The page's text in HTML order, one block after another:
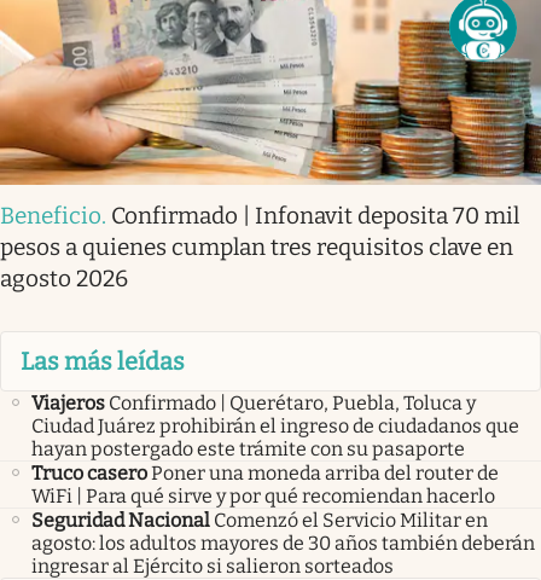
Beneficio. Confirmado | Infonavit deposita 70 mil
pesos a quienes cumplan tres requisitos clave en
agosto 2026
Las más leídas
Viajeros Confirmado | Querétaro, Puebla, Toluca y
Ciudad Juárez prohibirán el ingreso de ciudadanos que
hayan postergado este trámite con su pasaporte
Truco caseroPoner una moneda arriba del router de
WiFi | Para qué sirve y por qué recomiendan hacerlo
Seguridad Nacional Comenzó el Servicio Militar en
agosto: los adultos mayores de 30 años también deberán
ingresar al Ejército si salieron sorteados